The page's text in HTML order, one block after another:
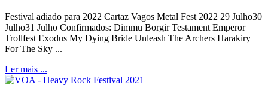
Festival adiado para 2022 Cartaz Vagos Metal Fest 2022 29 Julho30
Julho31 Julho Confirmados: Dimmu Borgir Testament Emperor
Trollfest Exodus My Dying Bride Unleash The Archers Harakiry
For The Sky ...
Ler mais ...